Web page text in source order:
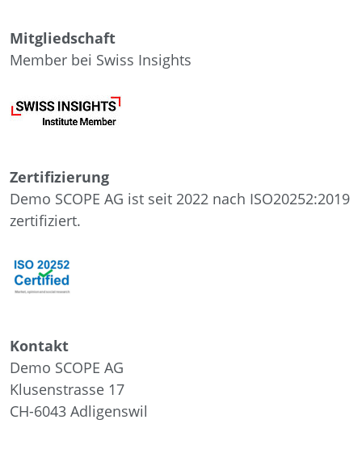
Mitgliedschaft
Member bei Swiss Insights
Zertifizierung
Demo SCOPE AG ist seit 2022 nach ISO20252:2019
zertifiziert.
Kontakt
Demo SCOPE AG
Klusenstrasse 17
CH-6043 Adligenswil